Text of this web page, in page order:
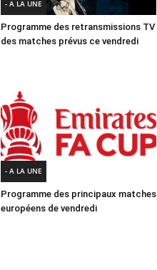
- A LA UNE
Programme des retransmissions TV
des matches prévus ce vendredi
- A LA UNE
Programme des principaux matches
européens de vendredi